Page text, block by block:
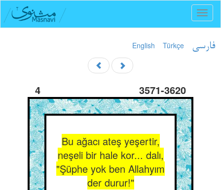
English Türkçe فارسی
4 3571-3620
Bu ağacı ateş yeşertir,
neşeli bir hale kor... dalı,
"Şüphe yok ben Allahyım
der durur!"